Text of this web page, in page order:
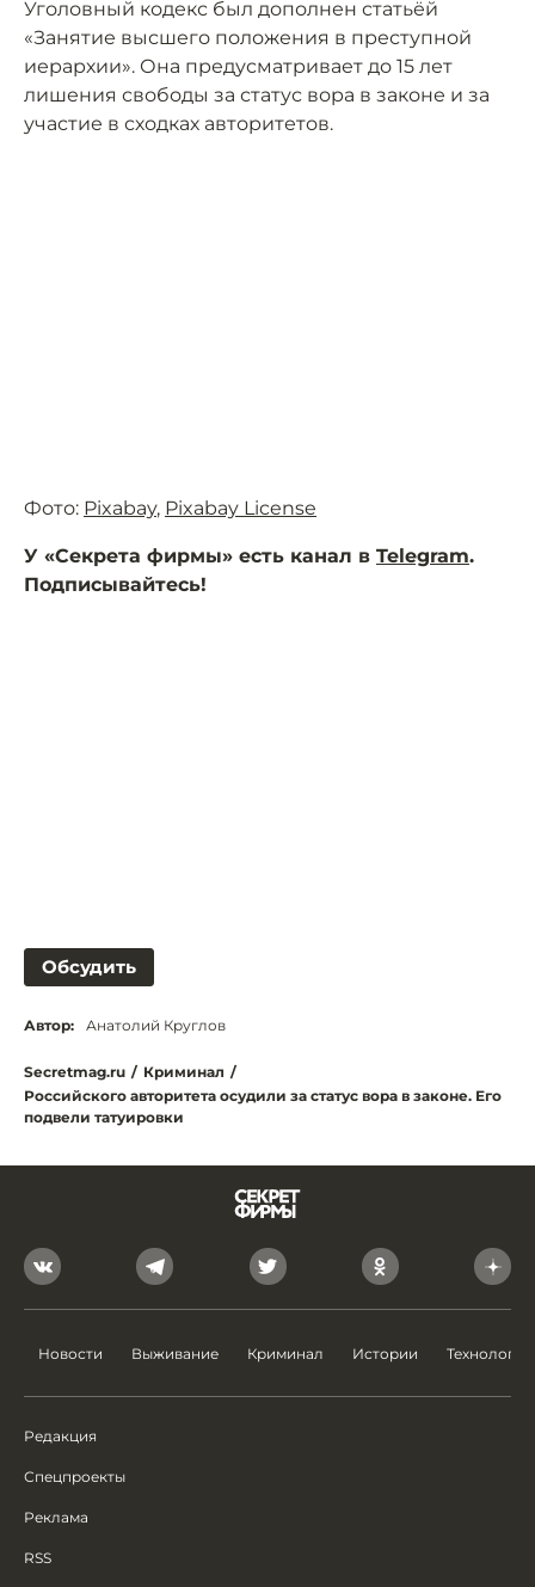
Уголовный кодекс был дополнен статьёй
«Занятие высшего положения в преступной
иерархии». Она предусматривает до 15 лет
лишения свободы за статус вора в законе и за
участие в сходках авторитетов.
Фото: Pixabay, Pixabay License
У «Секрета фирмы» есть канал в Telegram.
Подписывайтесь!
Обсудить
Автор: Анатолий Круглов
Secretmag.ru / Криминал /
Российского авторитета осудили за статус вора в законе. Его
подвели татуировки
Новости Выживание Криминал Истории Технологии
Редакция
Спецпроекты
Реклама
RSS